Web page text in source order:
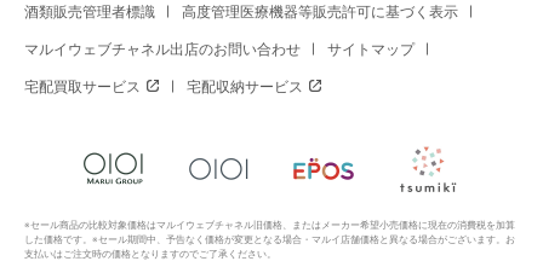
酒類販売管理者標識 高度管理医療機器等販売許可に基づく表示
マルイウェブチャネル出店のお問い合わせ サイトマップ
宅配買取サービス 宅配収納サービス
※セール商品の比較対象価格はマルイウェブチャネル旧価格、またはメーカー希望小売価格に現在の消費税を加算
した価格です。※セール期間中、予告なく価格が変更となる場合・マルイ店舗価格と異なる場合がございます。お
支払いはご注文時の価格となりますのでご了承ください。